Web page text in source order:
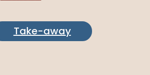
Take-away